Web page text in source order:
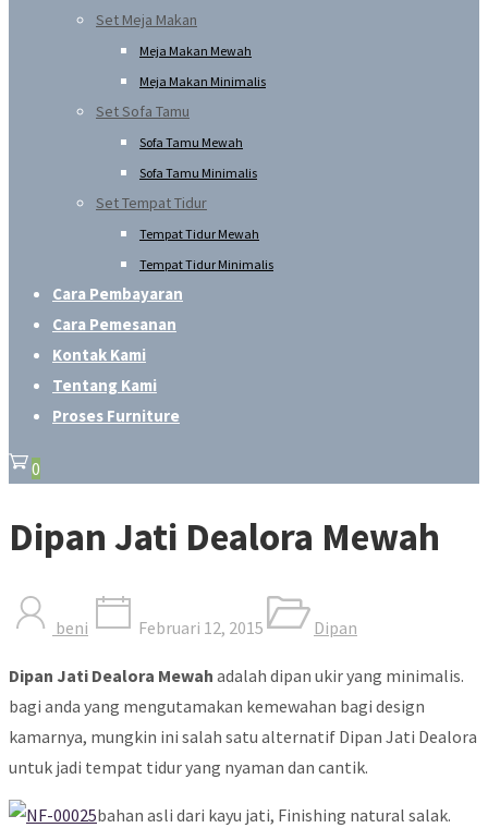
Set Meja Makan
Meja Makan Mewah
Meja Makan Minimalis
Set Sofa Tamu
Sofa Tamu Mewah
Sofa Tamu Minimalis
Set Tempat Tidur
Tempat Tidur Mewah
Tempat Tidur Minimalis
Cara Pembayaran
Cara Pemesanan
Kontak Kami
Tentang Kami
Proses Furniture
0
Dipan Jati Dealora Mewah
beni Februari 12, 2015 Dipan
Dipan Jati Dealora Mewah adalah dipan ukir yang minimalis.
bagi anda yang mengutamakan kemewahan bagi design
kamarnya, mungkin ini salah satu alternatif Dipan Jati Dealora
untuk jadi tempat tidur yang nyaman dan cantik.
bahan asli dari kayu jati, Finishing natural salak.